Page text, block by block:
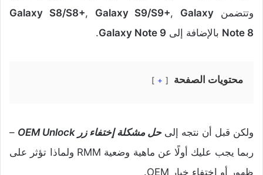
وتتضمن
Galaxy S8/S8+, Galaxy S9/S9+, Galaxy
Note 8 بالإضافة إلى Galaxy Note 9
.
محتويات الصفحة +
ولكن قبل أن نتجه إلىحل مشكلة إختفاء زر OEM Unlock
–
ربما يجب عليك أولًا عن ماهية وضعية RMM ولماذا تؤثر على
ظهور أو إختفاء خيار OEM.